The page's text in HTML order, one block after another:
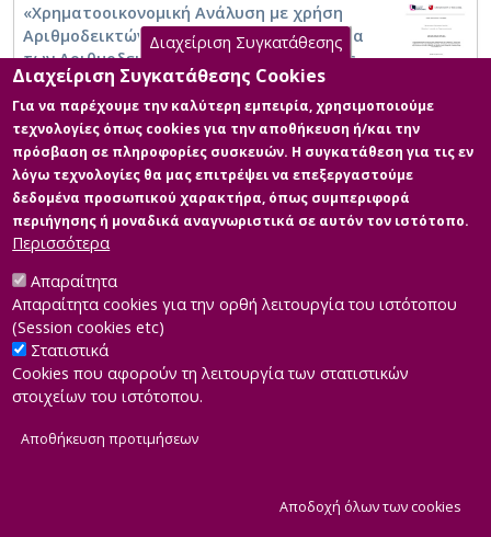
«Χρηματοοικονομική Ανάλυση με χρήση
Αριθμοδεικτών στη Ζυθοποιία: Η Σημασία
των Αριθμοδεικτών στην Αξιολόγηση της
Οικονομικής Απόδοσης των Κορυφαίων
Εταιρειών στην Ελλάδα και το Ηνωμένο
Βασίλειο, με Έμφαση στις Θυγατρικές των
Carlsberg Group και Heineken NV»
Developed byINTEROPTICS
Διαχείριση Συγκατάθεσης
Διαχείριση Συγκατάθεσης Cookies
Για να παρέχουμε την καλύτερη εμπειρία, χρησιμοποιούμε
τεχνολογίες όπως cookies για την αποθήκευση ή/και την
πρόσβαση σε πληροφορίες συσκευών. Η συγκατάθεση για τις εν
λόγω τεχνολογίες θα μας επιτρέψει να επεξεργαστούμε
δεδομένα προσωπικού χαρακτήρα, όπως συμπεριφορά
περιήγησης ή μοναδικά αναγνωριστικά σε αυτόν τον ιστότοπο.
Περισσότερα
Απαραίτητα
Απαραίτητα cookies για την ορθή λειτουργία του ιστότοπου
(Session cookies etc)
Στατιστικά
Cookies που αφορούν τη λειτουργία των στατιστικών
στοιχείων του ιστότοπου.
Αποθήκευση προτιμήσεων
Αποδοχή όλων των cookies